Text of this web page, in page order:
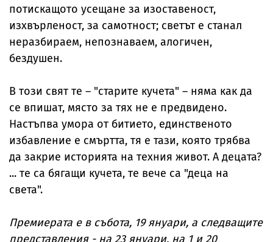
потискащото усещане за изоставеност,
изхвърленост, за самотност; светът е станал
неразбираем, непознаваем, алогичен,
бездушен.
В този свят те – "старите кучета" – няма как да
се впишат, място за тях не е предвидено.
Настъпва умора от битието, единственото
избавление е смъртта, тя е тази, която трябва
да закрие историята на техния живот. А децата?
... те са бягащи кучета, те вече са "деца на
света".
Премиерата е в събота, 19 януари, а следващите
представления - на 23 януари, на 1 и 20